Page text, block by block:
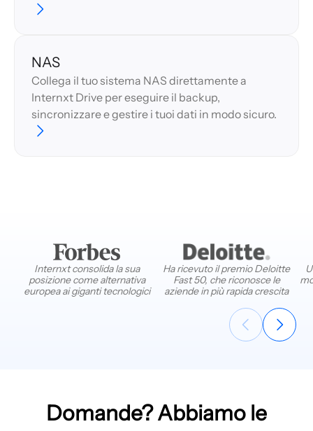
NAS
Collega il tuo sistema NAS direttamente a
Internxt Drive per eseguire il backup,
sincronizzare e gestire i tuoi dati in modo sicuro.
Internxt consolida la sua
posizione come alternativa
europea ai giganti tecnologici
Ha ricevuto il premio Deloitte
Fast 50, che riconosce le
aziende in più rapida crescita
Domande? Abbiamo le